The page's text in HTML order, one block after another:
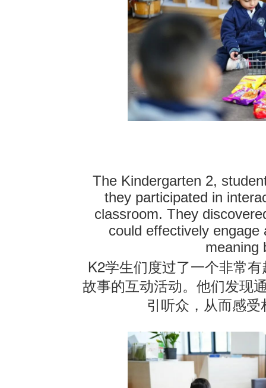
The Kindergarten 2,
they participated in
classroom. They
could effectively
meaning
K2学生们度过了一个非常
故事的互动活动。他们发现
引听众，从而感